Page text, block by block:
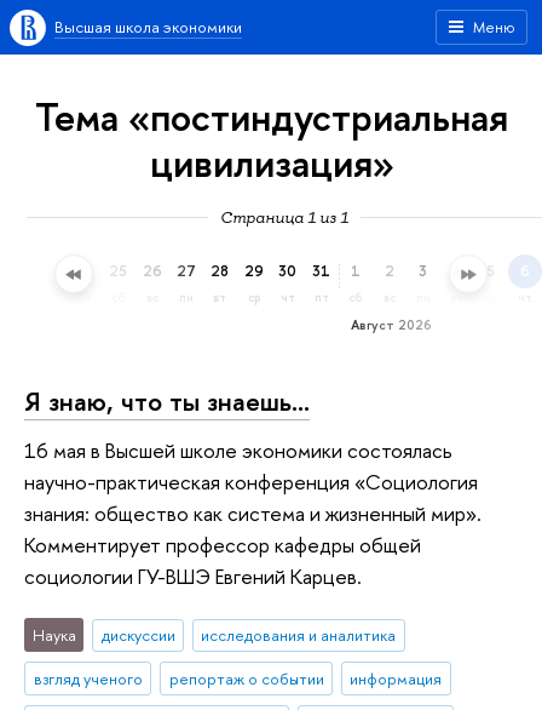
Меню
Высшая школа экономики
Тема «постиндустриальная
цивилизация»
Страница 1 из 1
24 25 26 27
пн
28
вт
29
ср
30
чт
31
пт
Август 2026
1
сб
2 3 4 5 6
чт
Я знаю, что ты знаешь…
16 мая в Высшей школе экономики состоялась
научно-практическая конференция «Социология
знания: общество как система и жизненный мир».
Комментирует профессор кафедры общей
социологии ГУ-ВШЭ Евгений Карцев.
Наука дискуссии
исследования и аналитика
взгляд ученого
репортаж о событии
информация